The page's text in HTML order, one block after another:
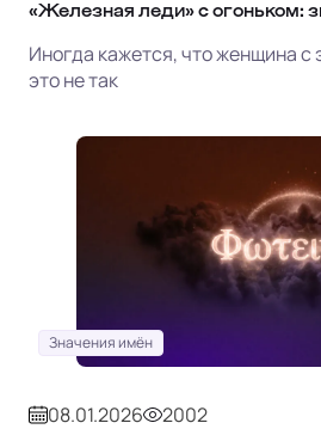
«Железная леди» с огоньком:
Иногда кажется, что женщина
это не так
Значения имён
08.01.2026 2002